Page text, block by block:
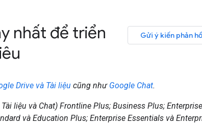
Gửi ý kiến phản
nhất để triển
Drive và Tài liệu cũng như Google Chat.
liệu và Chat) Frontline Plus; Business Plus; Enterprise
và Education Plus; Enterprise Essentials và